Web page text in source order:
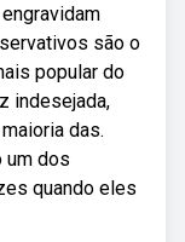
são o
popular do
indesejada,
das.
um dos
quando eles